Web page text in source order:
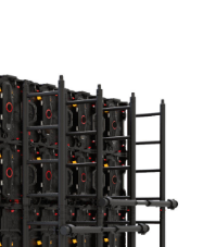
luar ruangan